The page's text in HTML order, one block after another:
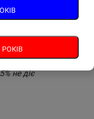
999 грн та отримуй
Нової Пошти
не діє
РОКІВ